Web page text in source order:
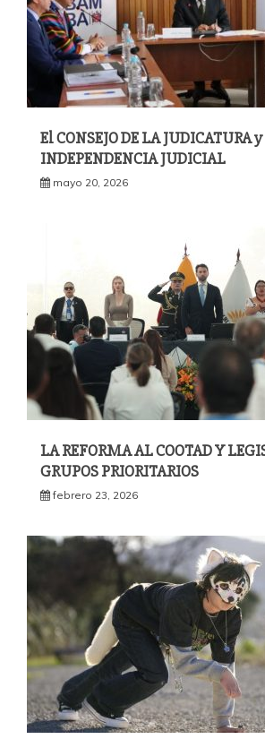
El CONSEJO DE LA JUDICATURA
INDEPENDENCIA JUDICIAL
mayo 20, 2026
LA REFORMA AL COOTAD Y
GRUPOS PRIORITARIOS
febrero 23, 2026